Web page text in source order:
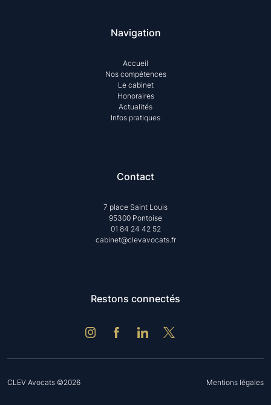
Navigation
Accueil
Nos compétences
Le cabinet
Honoraires
Actualités
Infos pratiques
Contact
7 place Saint Louis
95300 Pontoise
01 84 24 42 52
cabinet@clevavocats.fr
Restons connectés
CLEV Avocats ©2026 Mentions légales